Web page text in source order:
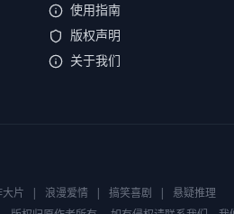
使用指南
版权声明
关于我们
片 | 浪漫爱情 | 搞笑喜剧 |
悬疑推理